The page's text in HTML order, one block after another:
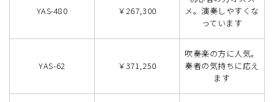
YAS-480 ￥267,300
メ。演奏しやすくな
っています
YAS-62 ￥371,250
吹奏楽の方に人気。
奏者の気持ちに応え
ます